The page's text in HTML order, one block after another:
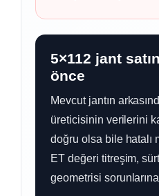
5×112 jant
önce
Mevcut jantın
üreticisinin verilerini
doğru olsa bile hatalı
ET değeri titreşim,
geometrisi